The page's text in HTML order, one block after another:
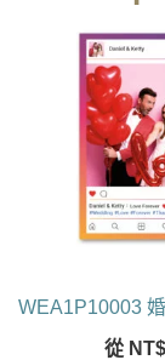
WEA1P10003
從